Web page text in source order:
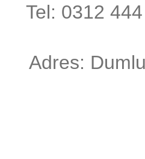
Tel: 0312
Adres: